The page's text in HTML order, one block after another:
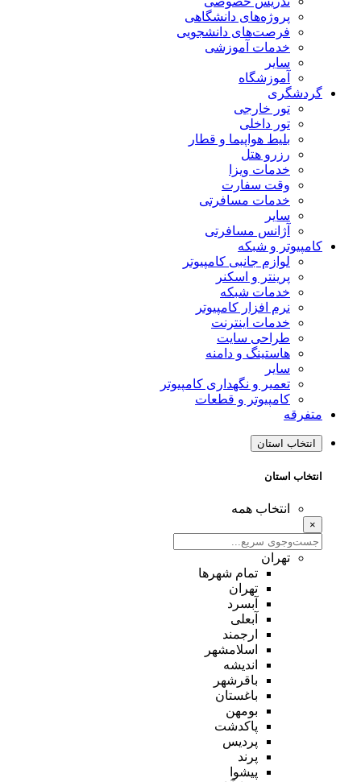
پروژه‌های دانشگاهی
فرصت‌های دانشجویی
خدمات آموزشی
سایر
آموزشگاه
گردشگری
تور خارجی
تور داخلی
بلیط هواپیما و قطار
رزرو هتل
خدمات ویزا
وقت سفارت
خدمات مسافرتی
سایر
آژانس مسافرتی
کامپیوتر و شبکه
لوازم جانبی کامپیوتر
پرینتر و اسکنر
خدمات شبکه
نرم افزار کامپیوتر
خدمات اینترنت
طراحی سایت
هاستینگ و دامنه
سایر
تعمیر و نگهداری کامپیوتر
کامپیوتر و قطعات
متفرقه
انتخاب استان
انتخاب استان
انتخاب همه
×
تهران
تمام شهر‌ها
تهران
آبسرد
آبعلی
ارجمند
اسلامشهر
اندیشه
باقرشهر
باغستان
بومهن
پاکدشت
پردیس
پرند
پیشوا